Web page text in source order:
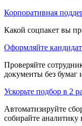
Корпоративная
Какой соцпакет вы
Оформляйте
Проверяйте
документы без бумаг
Ускорьте подбор в 2
Автоматизируйте
собирайте аналитику